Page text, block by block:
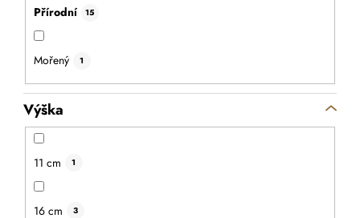
Přírodní 15
Mořený 1
Výška
11 cm 1
16 cm 3